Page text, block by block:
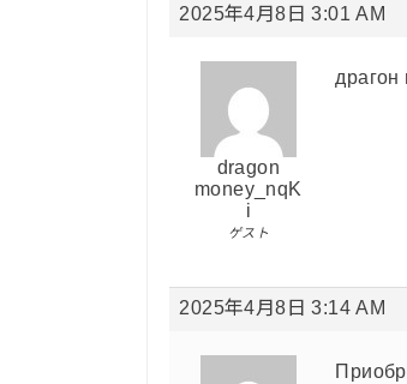
2025年4月8日 3:01 AM
dragon
money_nqK
i
ゲスト
драгон
2025年4月8日 3:14 AM